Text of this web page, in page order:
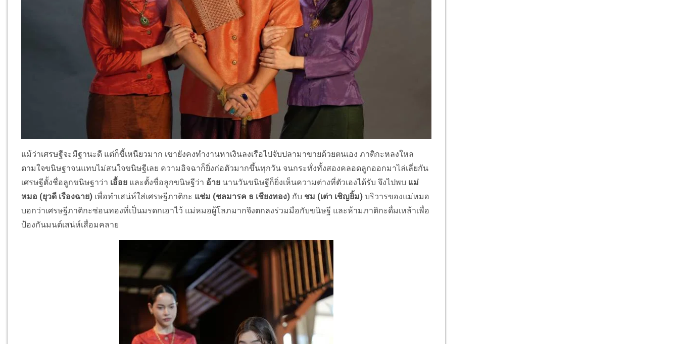
แม้ว่าเศรษฐีจะมีฐานะดี แต่ก็ขี้เหนียวมาก เขายังคงทำงานหาเงินลงเรือไปจับปลามาขายด้วยตนเอง ภาติกะหลงใหล
ตามใจขนิษฐาจนแทบไม่สนใจขนิษฐีเลย ความอิจฉาก็ยิ่งก่อตัวมากขึ้นทุกวัน จนกระทั่งทั้งสองคลอดลูกออกมาไล่เลี่ยกัน
เศรษฐีตั้งชื่อลูกขนิษฐาว่า เอื้อย และตั้งชื่อลูกขนิษฐีว่า อ้าย นานวันขนิษฐีก็ยิ่งเห็นความต่างที่ตัวเองได้รับ จึงไปพบ แม่
หมอ (ยุวดี เรืองฉาย) เพื่อทำเสน่ห์ใส่เศรษฐีภาติกะ แช่ม (ชลมารค ธ เชียงทอง) กับ ชม (เต่า เชิญยิ้ม) บริวารของแม่หมอ
บอกว่าเศรษฐีภาติกะซ่อนทองที่เป็นมรดกเอาไว้ แม่หมอผู้โลภมากจึงตกลงร่วมมือกับขนิษฐี และห้ามภาติกะดื่มเหล้าเพื่อ
ป้องกันมนต์เสน่ห์เสื่อมคลาย